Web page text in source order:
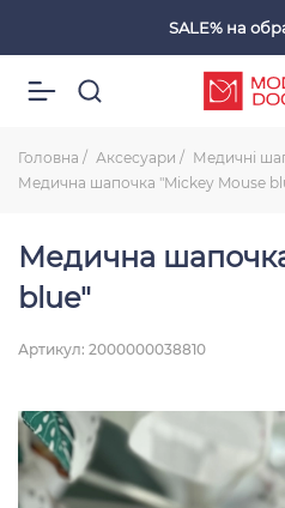
SALE% на
Головна Аксесуари
Медичні
Медична шапочка "Mickey Mouse
Медична
blue"
Артикул: 2000000038810
Обрані товари